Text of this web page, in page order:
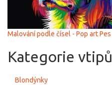
Malování podle čísel - Pop art Pes
Kategorie vtipů
Blondýnky